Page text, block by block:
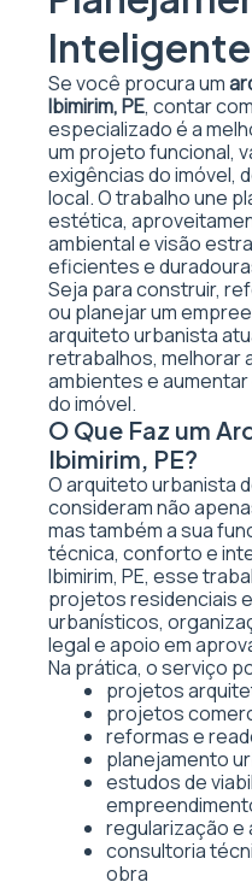
Inteligente
Se você procura um
Ibimirim, PE, contar
especializado é a
um projeto funcional,
exigências do imóvel,
local. O trabalho une
estética,
ambiental e visão
eficientes e
Seja para construir,
ou planejar um
arquiteto urbanista
retrabalhos, melhorar
ambientes e
do imóvel.
O Que Faz um
Ibimirim, PE?
O arquiteto urbanista
consideram não
mas também a sua
técnica, conforto e
Ibimirim, PE, esse
projetos residenciais
urbanísticos,
legal e apoio em
Na prática, o serviço
projetos
projetos
reformas e
planejamento
estudos de
regularização
consultoria
obra